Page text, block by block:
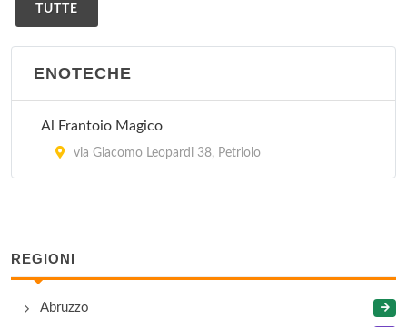
TUTTE
ENOTECHE
Al Frantoio Magico
via Giacomo Leopardi 38, Petriolo
REGIONI
Abruzzo